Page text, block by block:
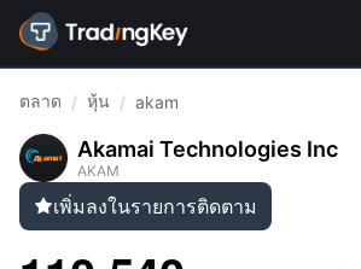
ตลาด / หุ้น / akam
Akamai Technologies Inc
AKAM
เพิ่มลงในรายการติดตาม